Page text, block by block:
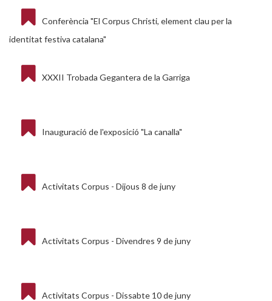
Conferència "El Corpus Christi, element clau per la
identitat festiva catalana"
XXXII Trobada Gegantera de la Garriga
Inauguració de l'exposició "La canalla"
Activitats Corpus - Dijous 8 de juny
Activitats Corpus - Divendres 9 de juny
Activitats Corpus - Dissabte 10 de juny